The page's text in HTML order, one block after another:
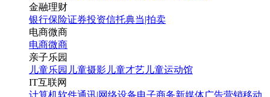
手机海报金融理财
银行保险证券投资信托典当|拍卖
电商微商
电商微商
亲子乐园
儿童乐园 儿童摄影 儿童才艺 儿童运动馆
IT互联网
计算机软件通讯|网络设备电子商务新媒体广告营销移动